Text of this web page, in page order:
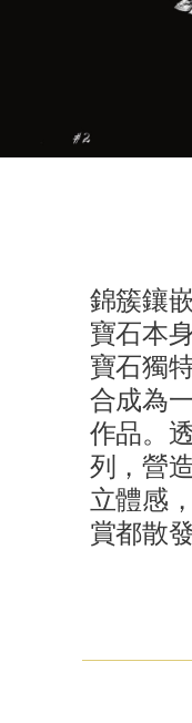
錦簇鑲
寶石本
寶石獨
合成為
作品。
列，營
立體感
賞都散